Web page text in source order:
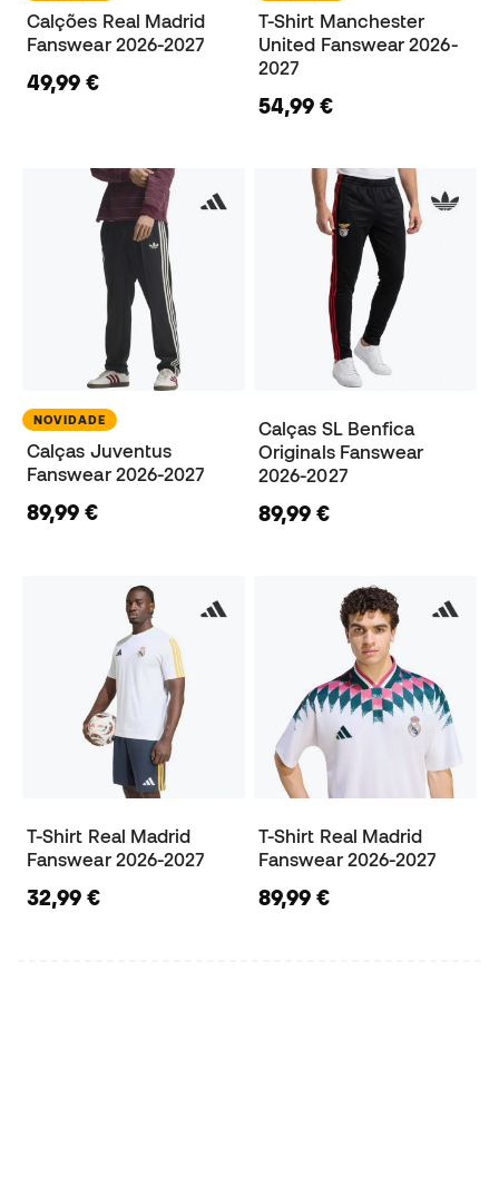
Calções Real Madrid
Fanswear 2026-2027
49,99 €
T-Shirt Manchester
United Fanswear 2026-
2027
54,99 €
NOVIDADE
Calças Juventus
Fanswear 2026-2027
89,99 €
Calças SL Benfica
Originals Fanswear
2026-2027
89,99 €
T-Shirt Real Madrid
Fanswear 2026-2027
32,99 €
T-Shirt Real Madrid
Fanswear 2026-2027
89,99 €